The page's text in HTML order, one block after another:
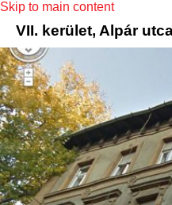
Skip to main content
VII. kerület, Alpár